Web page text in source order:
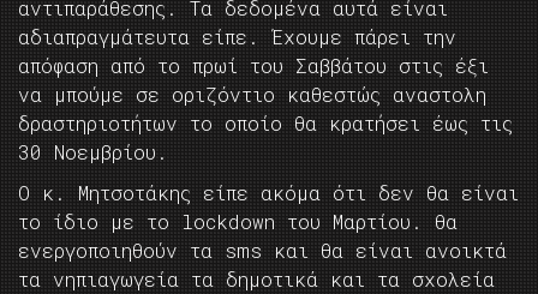
αντιπαράθεσης. Τα δεδομένα αυτά είναι
αδιαπραγμάτευτα είπε. Έχουμε πάρει την
απόφαση από το πρωί του Σαββάτου στις έξι
να μπούμε σε οριζόντιο καθεστώς αναστολη
δραστηριοτήτων το οποίο θα κρατήσει έως τις
30 Νοεμβρίου.
Ο κ. Μητσοτάκης είπε ακόμα ότι δεν θα είναι
το ίδιο με το lockdown του Μαρτίου. θα
ενεργοποιηθούν τα sms και θα είναι ανοικτά
τα νηπιαγωγεία τα δημοτικά και τα σχολεία